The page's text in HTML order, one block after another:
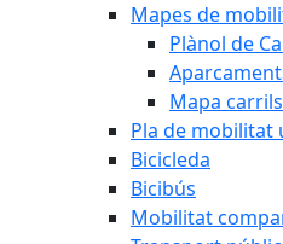
Mapes de
Plànol de
Mapa
Pla de mobilitat
Bicicleda
Bicibús
Mobilitat